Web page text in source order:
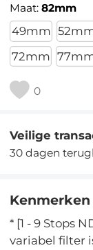
Maat:82mm
49mm
72mm
0
Veilige
30 dagen
Kenmerken
* [1 - 9 Stops
variabel filter